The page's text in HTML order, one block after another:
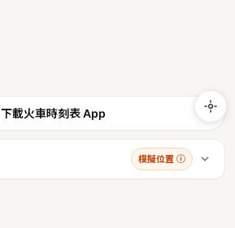
下載火車時刻表 App
模擬位置 ⓘ